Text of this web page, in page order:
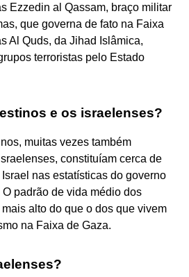
Ezzedin al Qassam, braço militar
que governa de fato na Faixa
Al Quds, da Jihad Islâmica,
terroristas pelo Estado
e os israelenses?
muitas vezes também
constituíam cerca de
nas estatísticas do governo
padrão de vida médio dos
alto do que o dos que vivem
na Faixa de Gaza.